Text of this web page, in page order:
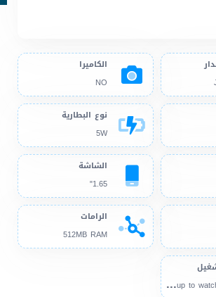
الكاميرا
NO
نوع البطارية
5W
الشاشة
1.65"
الرامات
512MB RAM
wat
chOS 1.0, up to watchOS 4.3.2